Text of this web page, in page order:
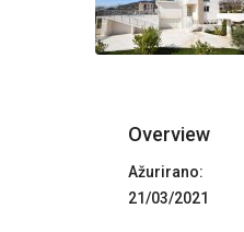
Overview
Ažurirano:
21/03/2021